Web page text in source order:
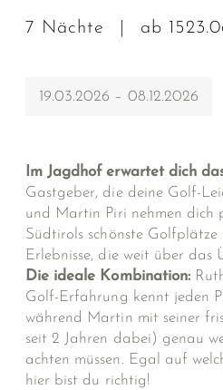
7 Nächte ab
19.03.2026 – 08.12.2026
Im Jagdhof erwartet dich
Gastgeber, die deine Golf-
und Martin Piri nehmen dich
Südtirols schönste
Erlebnisse, die weit über das
Die ideale Kombination:
Golf-Erfahrung kennt jeden
während Martin mit seiner
seit 2 Jahren dabei) genau
achten müssen. Egal auf
hier bist du richtig!